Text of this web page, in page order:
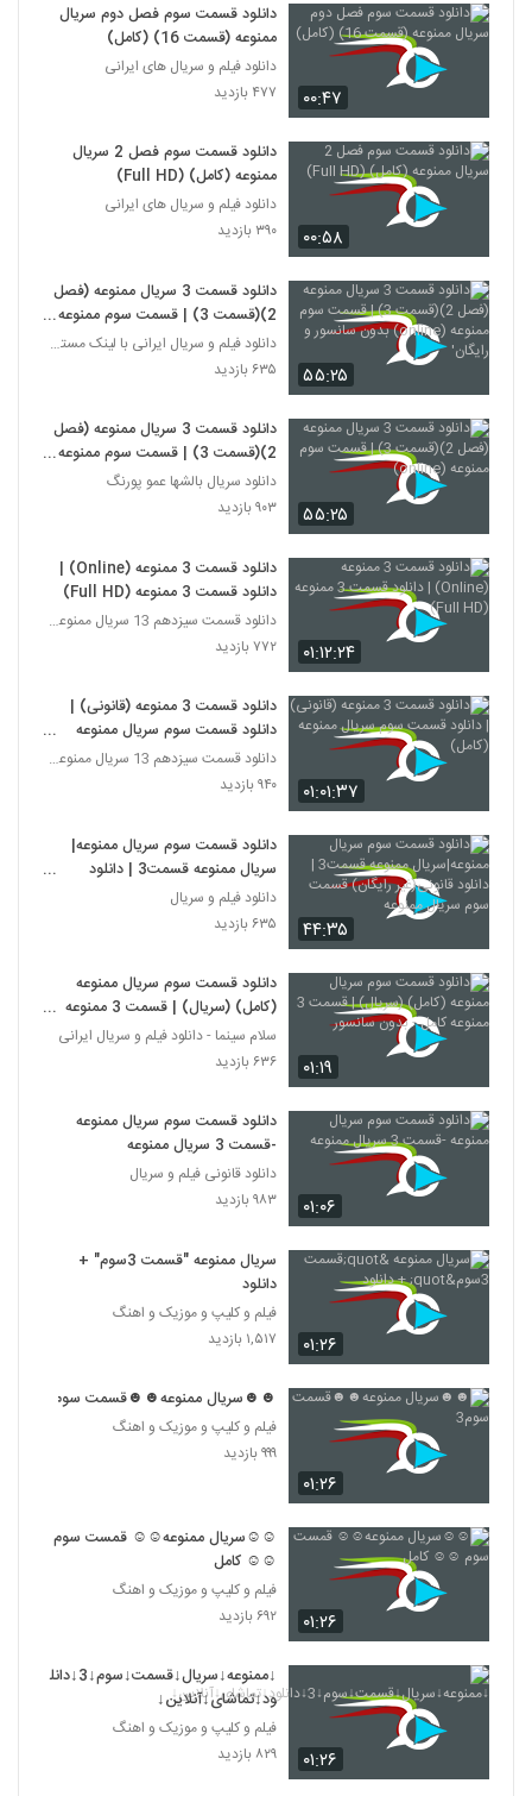
۰۰:۴۷
دانلود قسمت سوم فصل دوم سریال
ممنوعه (قسمت 16) (کامل)
دانلود فیلم و سریال های ایرانی
۴۷۷ بازدید
۰۰:۵۸
دانلود قسمت سوم فصل 2 سریال
ممنوعه (کامل) (Full HD)
دانلود فیلم و سریال های ایرانی
۳۹۰ بازدید
۵۵:۲۵
دانلود قسمت 3 سریال ممنوعه (فصل
2)(قسمت 3) | قسمت سوم ممنوعه
(online) بدون سانسور و رایگان'
دانلود فیلم و سریال ایرانی با لینک مستقیم
۶۳۵ بازدید
۵۵:۲۵
دانلود قسمت 3 سریال ممنوعه (فصل
2)(قسمت 3) | قسمت سوم ممنوعه
(online)
دانلود سریال بالشها عمو پورنگ
۹۰۳ بازدید
۰۱:۱۲:۲۴
دانلود قسمت 3 ممنوعه (Online) |
دانلود قسمت 3 ممنوعه (Full HD)
دانلود قسمت سیزدهم 13 سریال ممنوعه قانونی
۷۷۲ بازدید
۰۱:۰۱:۳۷
دانلود قسمت 3 ممنوعه (قانونی) |
دانلود قسمت سوم سریال ممنوعه
(کامل)
دانلود قسمت سیزدهم 13 سریال ممنوعه قانونی
۹۴۰ بازدید
۴۴:۳۵
دانلود قسمت سوم سریال ممنوعه|
سریال ممنوعه قسمت3 | دانلود
قانونی(غیر رایگان) قسمت سوم سریال
ممنوعه
دانلود فیلم و سریال
۶۳۵ بازدید
۰۱:۱۹
دانلود قسمت سوم سریال ممنوعه
(کامل) (سریال) | قسمت 3 ممنوعه
کامل - بدون سانسور
سلام سینما - دانلود فیلم و سریال ایرانی
۶۳۶ بازدید
۰۱:۰۶
دانلود قسمت سوم سریال ممنوعه
-قسمت 3 سریال ممنوعه
دانلود قانونی فیلم و سریال
۹۸۳ بازدید
۰۱:۲۶
سریال ممنوعه "قسمت 3سوم" +
دانلود
فیلم و کلیپ و موزیک و اهنگ
۱,۵۱۷ بازدید
۰۱:۲۶
☻☻سریال ممنوعه☻☻قسمت سوم3
فیلم و کلیپ و موزیک و اهنگ
۹۹۹ بازدید
۰۱:۲۶
☺☺سریال ممنوعه☺☺ قمست سوم
☺☺ کامل
فیلم و کلیپ و موزیک و اهنگ
۶۹۲ بازدید
۰۱:۲۶
↓ممنوعه↓سریال↓قسمت↓سوم↓3↓دانل
ود↓تماشای↓آنلاین↓
فیلم و کلیپ و موزیک و اهنگ
۸۲۹ بازدید